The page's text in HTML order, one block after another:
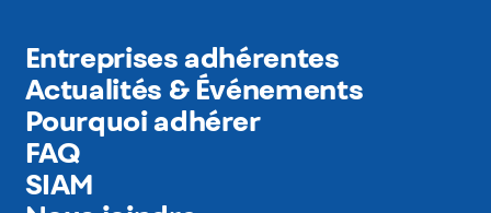
Entreprises adhérentes
Actualités & Événements
Pourquoi adhérer
FAQ
SIAM